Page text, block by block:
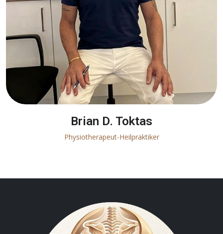
Brian D. Toktas
Physiotherapeut-Heilpraktiker